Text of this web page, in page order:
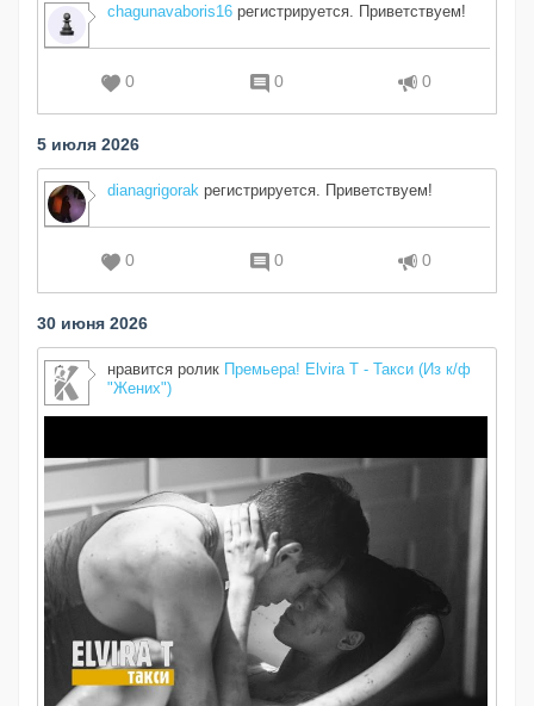
chagunavaboris16 регистрируется. Приветствуем!
0 0 0
5 июля 2026
dianagrigorak регистрируется. Приветствуем!
0 0 0
30 июня 2026
нравится ролик Премьера! Elvira T - Такси (Из к/ф
"Жених")